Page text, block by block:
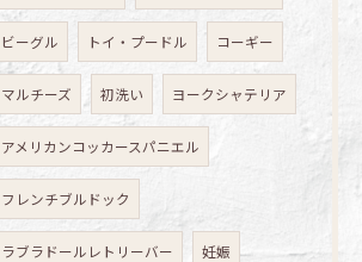
ビーグル トイ・プードル コーギー
マルチーズ 初洗い ヨークシャテリア
アメリカンコッカースパニエル
フレンチブルドック
ラブラドールレトリーバー 妊娠